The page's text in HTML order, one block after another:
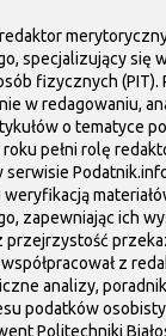
specjalizujący się
fizycznych (PIT).
w redagowaniu,
o tematyce
pełni rolę
zapewniając ich
przejrzystość
z
analizy,
podatków
Politechniki